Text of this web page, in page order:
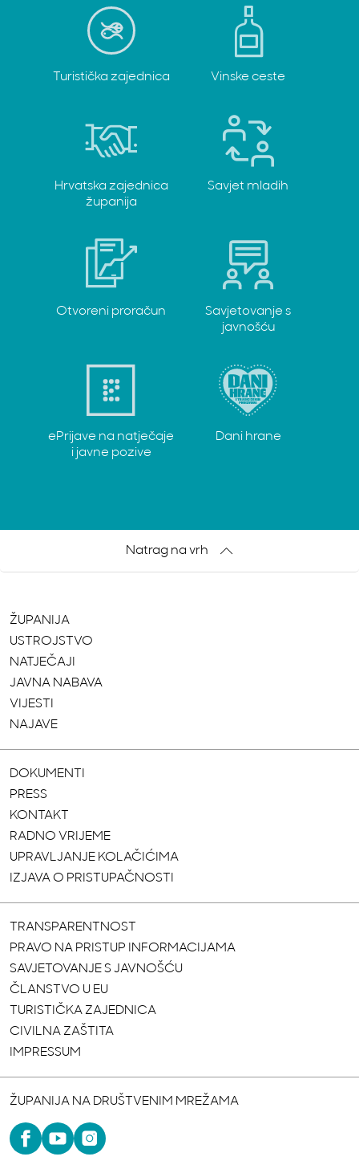
Turistička zajednica Vinske ceste
Hrvatska zajednica
županija
Savjet mladih
Otvoreni proračun
Savjetovanje s
javnošću
ePrijave na natječaje
i javne pozive
Dani hrane
Natrag na vrh
ŽUPANIJA
USTROJSTVO
NATJEČAJI
JAVNA NABAVA
VIJESTI
NAJAVE
DOKUMENTI
PRESS
KONTAKT
RADNO VRIJEME
UPRAVLJANJE KOLAČIĆIMA
IZJAVA O PRISTUPAČNOSTI
TRANSPARENTNOST
PRAVO NA PRISTUP INFORMACIJAMA
SAVJETOVANJE S JAVNOŠĆU
ČLANSTVO U EU
TURISTIČKA ZAJEDNICA
CIVILNA ZAŠTITA
IMPRESSUM
ŽUPANIJA NA DRUŠTVENIM MREŽAMA